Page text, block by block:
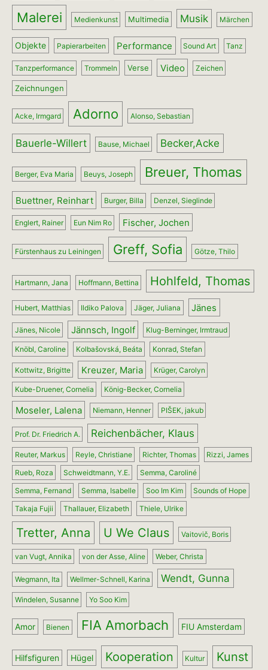
Malerei Medienkunst Multimedia Musik Märchen
Objekte Papierarbeiten Performance Sound Art Tanz
Tanzperformance Trommeln Verse Video Zeichen
Zeichnungen
Acke, Irmgard Adorno Alonso, Sebastian
Bauerle-Willert Bause, Michael Becker,Acke
Berger, Eva Maria Beuys, Joseph Breuer, Thomas
Buettner, Reinhart Burger, Billa Denzel, Sieglinde
Englert, Rainer Eun Nim Ro Fischer, Jochen
Fürstenhaus zu Leiningen Greff, Sofia Götze, Thilo
Hartmann, Jana Hoffmann, Bettina Hohlfeld, Thomas
Hubert, Matthias Ildiko Palova Jäger, Juliana Jänes
Jänes, Nicole Jännsch, Ingolf Klug-Berninger, Irmtraud
Knöbl, Caroline Kolbašovská, Beáta Konrad, Stefan
Kottwitz, Brigitte Kreuzer, Maria Krüger, Carolyn
Kube-Druener, Cornelia König-Becker, Cornelia
Moseler, Lalena Niemann, Henner PIŠEK, jakub
Prof. Dr. Friedrich A. Reichenbächer, Klaus
Reuter, Markus Reyle, Christiane Richter, Thomas
Rizzi, James
Rueb, Roza
Schweidtmann, Y.E.
Semma, Caroliné
Semma, Fernand
Semma, Isabelle Soo Im Kim
Sounds of Hope
Takaja Fujii
Thallauer, Elizabeth Thiele, Ulrike
Tretter, Anna U We Claus Vaitovič, Boris
van Vugt, Annika von der Asse, Aline Weber, Christa
Wegmann, Ita Wellmer-Schnell, Karina Wendt, Gunna
Windelen, Susanne Yo Soo Kim
Amor Bienen FIA Amorbach FIU Amsterdam
Hilfsfiguren Hügel Kooperation Kultur Kunst